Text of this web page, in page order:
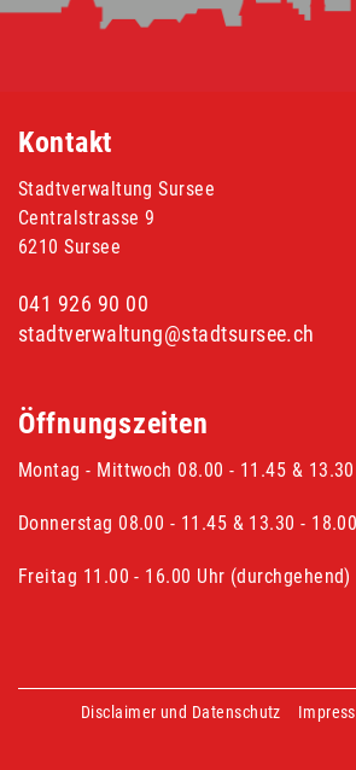
Kontakt
Stadtverwaltung Sursee
Centralstrasse 9
6210 Sursee
041 926 90 00
stadtverwaltung@stadtsursee.ch
Öffnungszeiten
Montag - Mittwoch 08.00 - 11.45 &
Donnerstag 08.00 - 11.45 & 13.30 -
Freitag 11.00 - 16.00 Uhr (durchgehend)
Disclaimer und Datenschutz